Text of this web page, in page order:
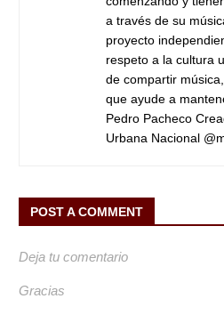
a través de su
proyecto
respeto a la cultura
de compartir
que ayude a
Pedro Pacheco
Urbana Nacional
POST A COMMENT
Deja tu comentario
Gracias